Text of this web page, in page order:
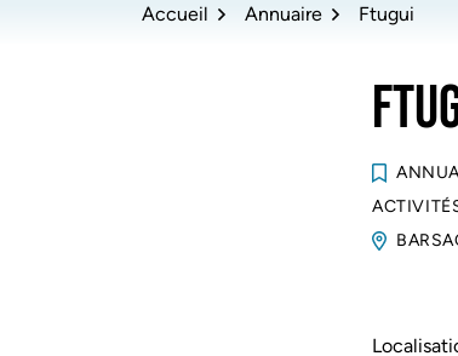
Accueil Annuaire Ftugui